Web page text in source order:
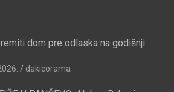
dom pre odlaska na godišnji
dakicorama